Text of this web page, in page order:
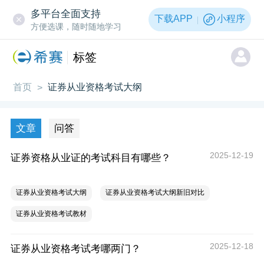
多平台全面支持
方便选课，随时随地学习
下载APP 小程序
标签
首页 > 证券从业资格考试大纲
文章 问答
证券资格从业证的考试科目有哪些？ 2025-12-19
证券从业资格考试大纲 证券从业资格考试大纲新旧对比
证券从业资格考试教材
证券从业资格考试考哪两门？ 2025-12-18